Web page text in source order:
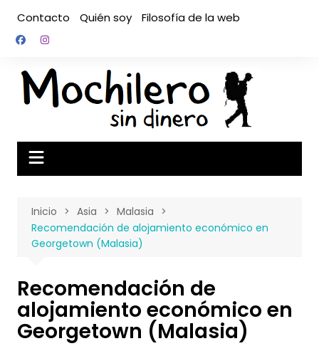
contenido
Contacto Quién soy Filosofía de la web
Inicio Asia
Malasia
Recomendación de alojamiento económico en
Georgetown (Malasia)
Recomendación de
alojamiento económico en
Georgetown (Malasia)